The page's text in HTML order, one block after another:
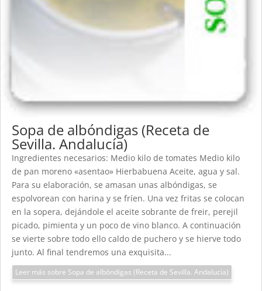
Sopa de albóndigas (Receta de
Sevilla. Andalucía)
Ingredientes necesarios: Medio kilo de tomates Medio kilo
de pan moreno «asentao» Hierbabuena Aceite, agua y sal.
Para su elaboración, se amasan unas albóndigas, se
espolvorean con harina y se fríen. Una vez fritas se colocan
en la sopera, dejándole el aceite sobrante de freir, perejil
picado, pimienta y un poco de vino blanco. A continuación
se vierte sobre todo ello caldo de puchero y se hierve todo
junto. Al final tendremos una exquisita...
Leer más sobre Sopa de albóndigas (Receta de Sevilla. Andalucía)